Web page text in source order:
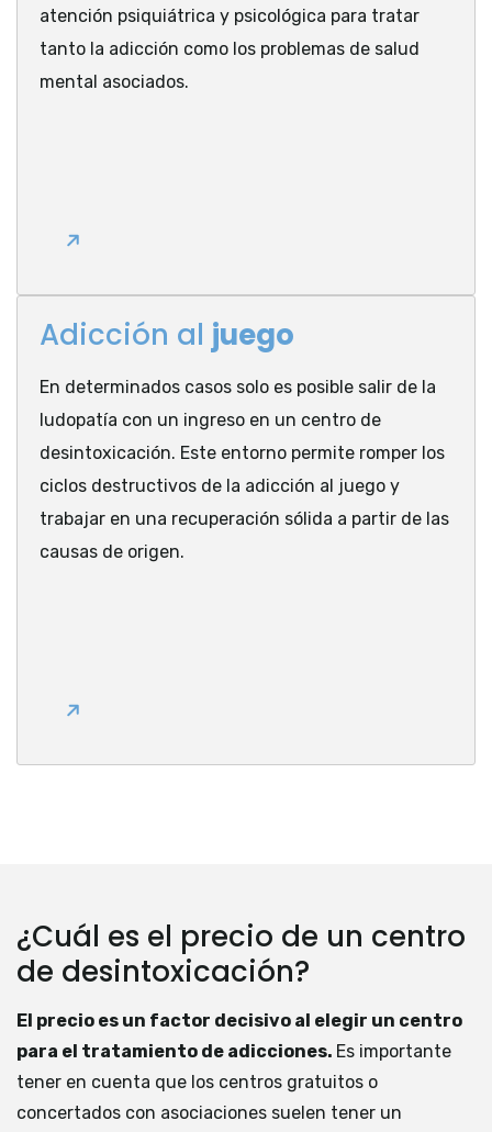
atención psiquiátrica y psicológica para tratar
tanto la adicción como los problemas de salud
mental asociados.
Adicción al juego
En determinados casos solo es posible salir de la
ludopatía con un ingreso en un centro de
desintoxicación. Este entorno permite romper los
ciclos destructivos de la adicción al juego y
trabajar en una recuperación sólida a partir de las
causas de origen.
¿Cuál es el precio de un centro
de desintoxicación?
El precio es un factor decisivo al elegir un centro
para el tratamiento de adicciones. Es importante
tener en cuenta que los centros gratuitos o
concertados con asociaciones suelen tener un